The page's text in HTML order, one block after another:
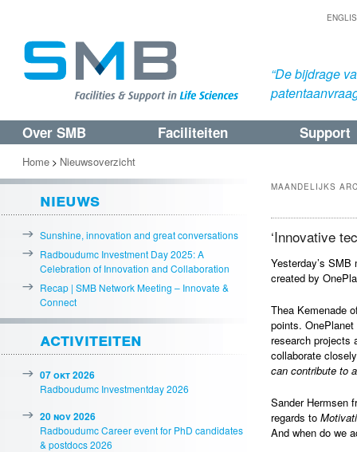
“De bijdrage
Spring
naar
de
primaire
inhoud
Spring
naar
de
secundaire
inhoud
Over SMB Faciliteiten Support
MAANDELIJKS
‘Innovative
Yesterday’s SMB
created by
Thea Kemenade
points.
research projects
collaborate
can contribute to
Sander Hermsen
regards to
And when do we
Home > Nieuwsoverzicht
nieuws
Sunshine, innovation and great conversations
Radboudumc Investment Day 2025: A
Celebration of Innovation and Collaboration
Recap | SMB Network Meeting – Innovate &
Connect
activiteiten
07 okt 2026
Radboudumc Investmentday 2026
20 nov 2026
Radboudumc Career event for PhD candidates
& postdocs 2026